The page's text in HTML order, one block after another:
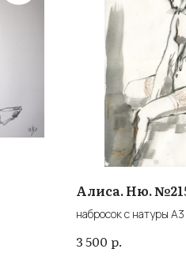
Алиса. Ню.
набросок с натуры А3
3 500 р.